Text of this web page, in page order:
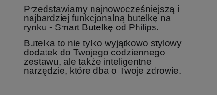
Przedstawiamy najnowocześniejszą i
najbardziej funkcjonalną butelkę na
rynku - Smart Butelkę od Philips.
Butelka to nie tylko wyjątkowo stylowy
dodatek do Twojego codziennego
zestawu, ale także inteligentne
narzędzie, które dba o Twoje zdrowie.